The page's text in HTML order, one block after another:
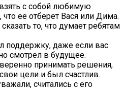
с собой любимую
что ее отберет Вася или Дима.
то, что думает ребятам
поддержку, даже если вас
смотрел в будущее.
принимать решения,
цели и был счастлив.
считались с его